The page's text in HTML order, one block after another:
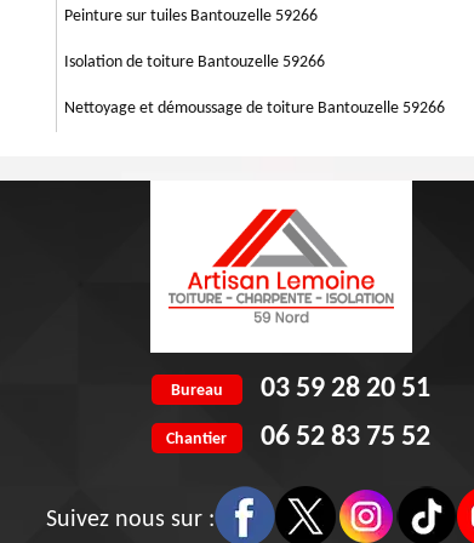
ou par heure établit par surface de façade pour un prix abordable.
Peinture sur tuiles Bantouzelle 59266
Isolation de toiture Bantouzelle 59266
Nettoyage et démoussage de toiture Bantouzelle 59266
Bureau 03 59 28 20 51
Chantier 06 52 83 75 52
Suivez nous sur :